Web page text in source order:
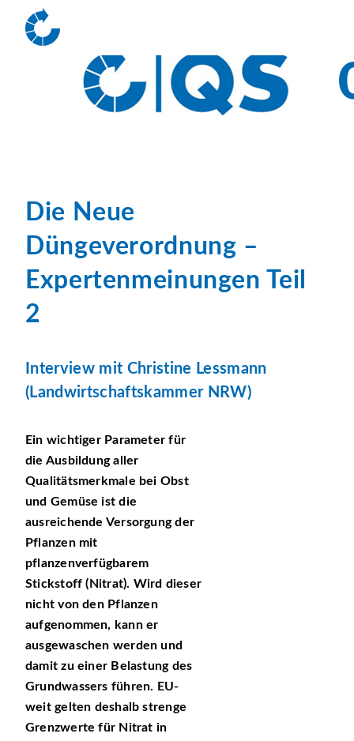
Die Neue
Düngeverordnung –
Expertenmeinungen Teil
2
Interview mit Christine Lessmann
(Landwirtschaftskammer NRW)
Ein wichtiger Parameter für
die Ausbildung aller
Qualitätsmerkmale bei Obst
und Gemüse ist die
ausreichende Versorgung der
Pflanzen mit
pflanzenverfügbarem
Stickstoff (Nitrat). Wird dieser
nicht von den Pflanzen
aufgenommen, kann er
ausgewaschen werden und
damit zu einer Belastung des
Grundwassers führen. EU-
weit gelten deshalb strenge
Grenzwerte für Nitrat in